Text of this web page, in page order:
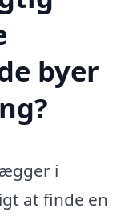
byer
i
at finde en